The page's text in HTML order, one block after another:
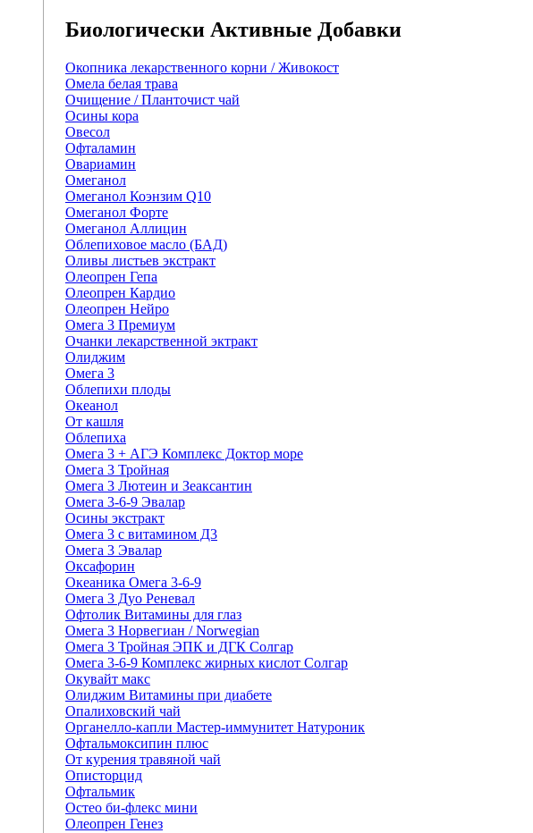
Биологически Активные Добавки
Окопника лекарственного корни / Живокост
Омела белая трава
Очищение / Планточист чай
Осины кора
Овесол
Офталамин
Овариамин
Омеганол
Омеганол Коэнзим Q10
Омеганол Форте
Омеганол Аллицин
Облепиховое масло (БАД)
Оливы листьев экстракт
Олеопрен Гепа
Олеопрен Кардио
Олеопрен Нейро
Омега 3 Премиум
Очанки лекарственной эктракт
Олиджим
Омега 3
Облепихи плоды
Океанол
От кашля
Облепиха
Омега 3 + АГЭ Комплекс Доктор море
Омега 3 Тройная
Омега 3 Лютеин и Зеаксантин
Омега 3-6-9 Эвалар
Осины экстракт
Омега 3 с витамином Д3
Омега 3 Эвалар
Оксафорин
Океаника Омега 3-6-9
Омега 3 Дуо Реневал
Офтолик Витамины для глаз
Омега 3 Норвегиан / Norwegian
Омега 3 Тройная ЭПК и ДГК Солгар
Омега 3-6-9 Комплекс жирных кислот Солгар
Окувайт макс
Олиджим Витамины при диабете
Опалиховский чай
Органелло-капли Мастер-иммунитет Натуроник
Офтальмоксипин плюс
От курения травяной чай
Описторцид
Офтальмик
Остео би-флекс мини
Олеопрен Генез